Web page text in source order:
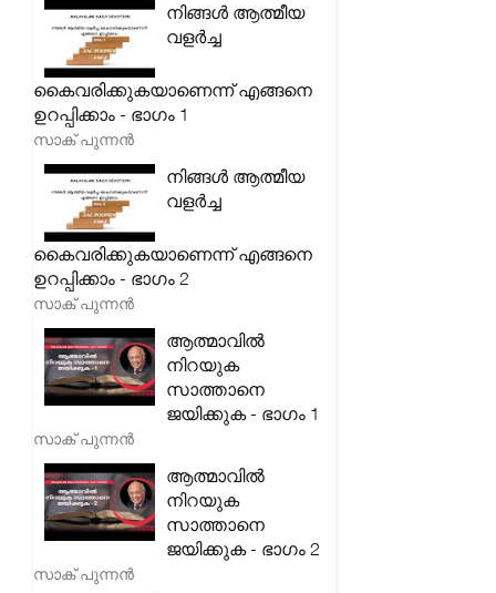
നിങ്ങൾ ആത്മീയ
വളർച്ച
കൈവരിക്കുകയാണെന്ന് എങ്ങനെ
ഉറപ്പിക്കാം - ഭാഗം 1
സാക് പുന്നൻ
നിങ്ങൾ ആത്മീയ
വളർച്ച
കൈവരിക്കുകയാണെന്ന് എങ്ങനെ
ഉറപ്പിക്കാം - ഭാഗം 2
സാക് പുന്നൻ
ആത്മാവിൽ
നിറയുക
സാത്താനെ
ജയിക്കുക - ഭാഗം 1
സാക് പുന്നൻ
ആത്മാവിൽ
നിറയുക
സാത്താനെ
ജയിക്കുക - ഭാഗം 2
സാക് പുന്നൻ